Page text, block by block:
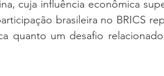
cuja influência econômica
brasileira no BRICS
quanto um desafio